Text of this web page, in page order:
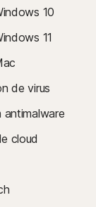
10
11
de virus
cloud